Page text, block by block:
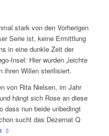
stark von den Vorherigen
Serie ist, keine Ermittlung
in eine dunkle Zeit der
Insel: Hier wurden „leichte
ihren Willen sterilisiert.
von Rita Nielsen, im Jahr
hängt sich Rose an diese
dass nun beide unbedingt
sucht das Dezernat Q